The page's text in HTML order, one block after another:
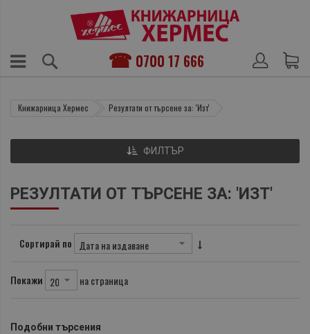
0700 17 666
Книжарница Хермес Резултати от търсене за: 'Изт'
РЕЗУЛТАТИ ОТ ТЪРСЕНЕ ЗА: 'ИЗТ'
Сортирай по
Покажи на страница
Подобни търсения
ФИЛТЪР